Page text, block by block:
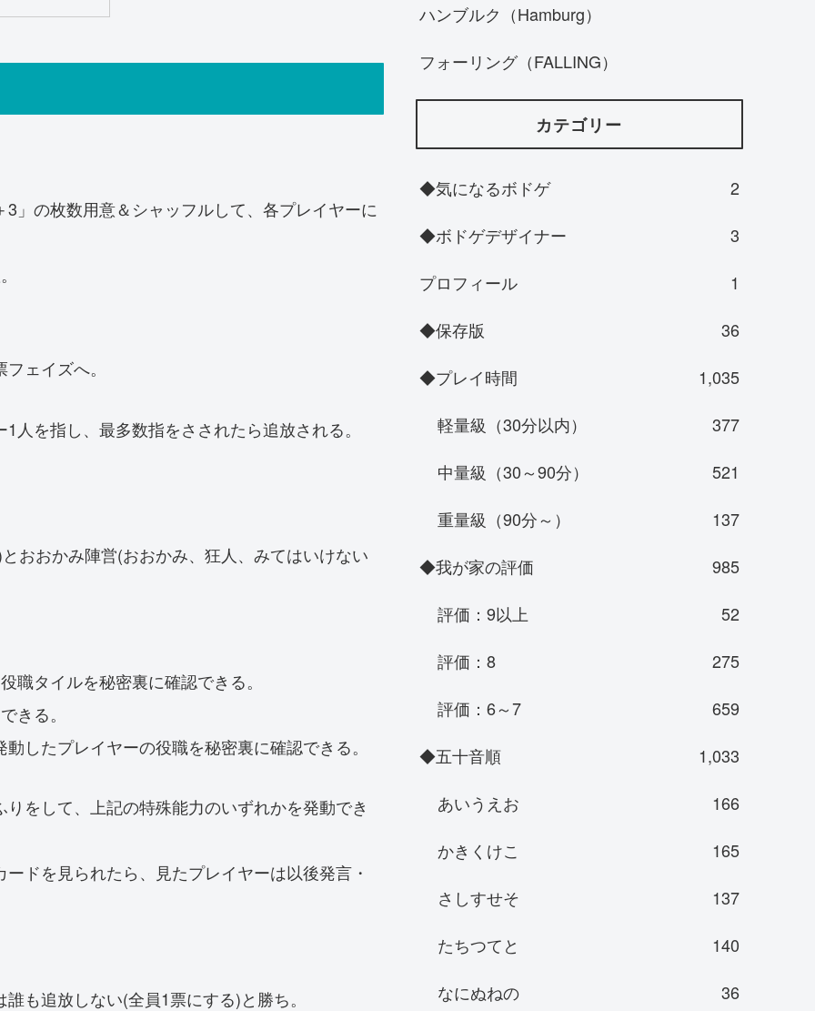
」の枚数用意＆シャッフルして、各プレイヤーに
ェイズへ。
人を指し、最多数指をさされたら追放される。
おおかみ陣営(おおかみ、狂人、みてはいけない
職タイルを秘密裏に確認できる。
きる。
したプレイヤーの役職を秘密裏に確認できる。
をして、上記の特殊能力のいずれかを発動でき
ドを見られたら、見たプレイヤーは以後発言・
も追放しない(全員1票にする)と勝ち。
ハンブルク（Hamburg）
フォーリング（FALLING）
カテゴリー
◆気になるボドゲ
2
◆ボドゲデザイナー
3
プロフィール
1
◆保存版
36
◆プレイ時間
1,035
軽量級（30分以内）
377
中量級（30～90分）
521
重量級（90分～）
137
◆我が家の評価
985
評価：9以上
52
評価：8
275
評価：6～7
659
◆五十音順
1,033
あいうえお
166
かきくけこ
165
さしすせそ
137
たちつてと
140
なにぬねの
36